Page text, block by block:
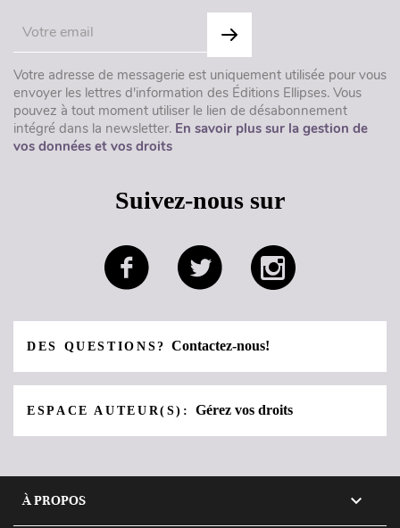
Votre adresse de messagerie est uniquement utilisée pour vous
envoyer les lettres d'information des Éditions Ellipses. Vous
pouvez à tout moment utiliser le lien de désabonnement
intégré dans la newsletter. En savoir plus sur la gestion de
vos données et vos droits
Suivez-nous sur
DES QUESTIONS?Contactez-nous!
ESPACE AUTEUR(S):Gérez vos droits
À PROPOS 